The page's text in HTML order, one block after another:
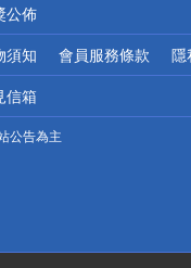
公佈
須知 會員服務條款 隱
信箱
公告為主